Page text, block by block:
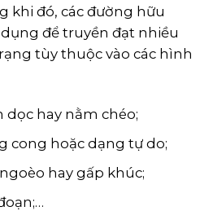
khi đó, các đường hữu
để truyền đạt nhiều
tùy thuộc vào các hình
hay nằm chéo;
cong hoặc dạng tự do;
hay gấp khúc;